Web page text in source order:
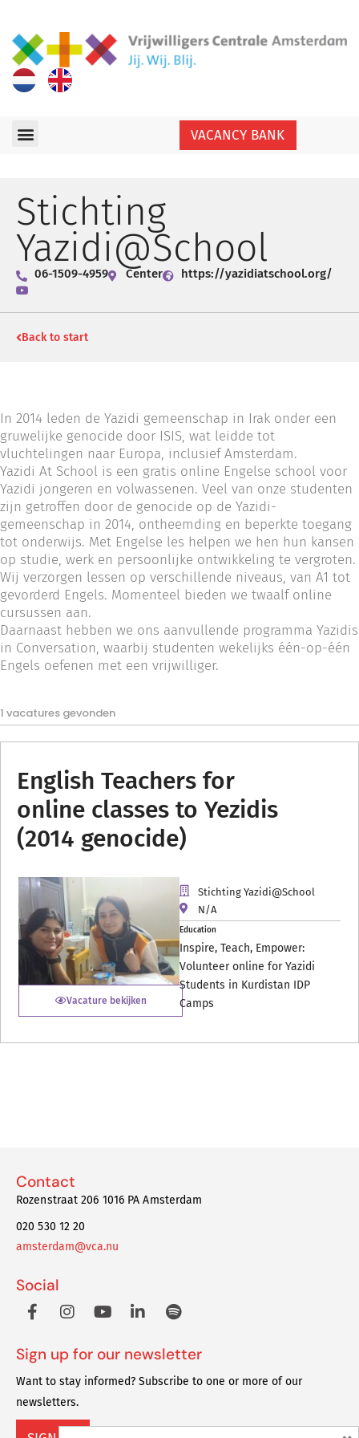
VACANCY BANK
Stichting
Yazidi@School
06-1509-4959 Center https://yazidiatschool.org/
Back to start
In 2014 leden de Yazidi gemeenschap in Irak onder een
gruwelijke genocide door ISIS, wat leidde tot
vluchtelingen naar Europa, inclusief Amsterdam.
Yazidi At School is een gratis online Engelse school voor
Yazidi jongeren en volwassenen. Veel van onze studenten
zijn getroffen door de genocide op de Yazidi-
gemeenschap in 2014, ontheemding en beperkte toegang
tot onderwijs. Met Engelse les helpen we hen hun kansen
op studie, werk en persoonlijke ontwikkeling te vergroten.
Wij verzorgen lessen op verschillende niveaus, van A1 tot
gevorderd Engels. Momenteel bieden we twaalf online
cursussen aan.
Daarnaast hebben we ons aanvullende programma Yazidis
in Conversation, waarbij studenten wekelijks één-op-één
Engels oefenen met een vrijwilliger.
1 vacatures gevonden
English Teachers for
online classes to Yezidis
(2014 genocide)
Vacature bekijken
Stichting Yazidi@School
N/A
Education
Inspire, Teach, Empower:
Volunteer online for Yazidi
Students in Kurdistan IDP
Camps
Contact
Rozenstraat 206 1016 PA Amsterdam
020 530 12 20
amsterdam@vca.nu
Social
Sign up for our newsletter
Want to stay informed? Subscribe to one or more of our
newsletters.